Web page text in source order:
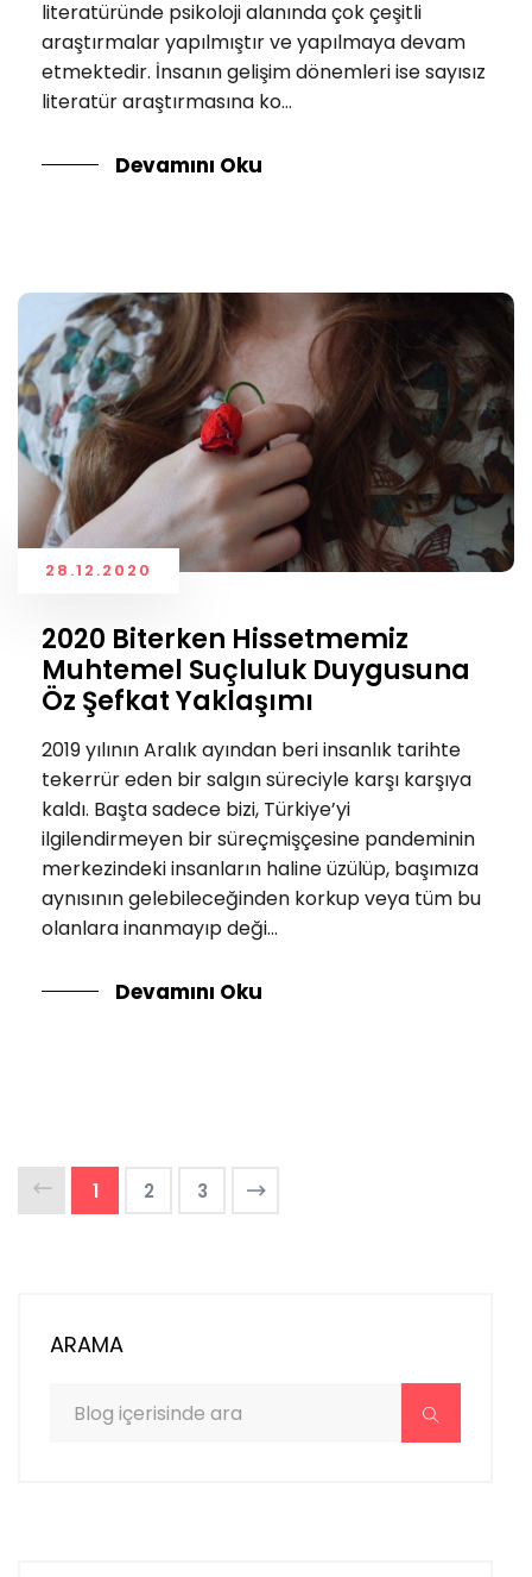
literatüründe psikoloji alanında çok çeşitli
araştırmalar yapılmıştır ve yapılmaya devam
etmektedir. İnsanın gelişim dönemleri ise sayısız
literatür araştırmasına ko...
Devamını Oku
28.12.2020
2020 Biterken Hissetmemiz
Muhtemel Suçluluk Duygusuna
Öz Şefkat Yaklaşımı
2019 yılının Aralık ayından beri insanlık tarihte
tekerrür eden bir salgın süreciyle karşı karşıya
kaldı. Başta sadece bizi, Türkiye’yi
ilgilendirmeyen bir süreçmişçesine pandeminin
merkezindeki insanların haline üzülüp, başımıza
aynısının gelebileceğinden korkup veya tüm bu
olanlara inanmayıp deği...
Devamını Oku
1 2 3
ARAMA